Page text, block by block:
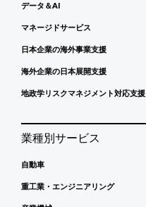
データ＆AI
マネージドサービス
日本企業の海外事業支援
海外企業の日本展開支援
地政学リスクマネジメント対応支援
業種別サービス
自動車
重工業・エンジニアリング